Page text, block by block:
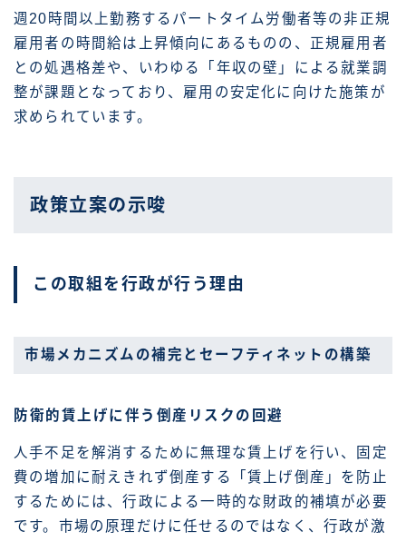
週20時間以上勤務するパートタイム労働者等の非正規
雇用者の時間給は上昇傾向にあるものの、正規雇用者
との処遇格差や、いわゆる「年収の壁」による就業調
整が課題となっており、雇用の安定化に向けた施策が
求められています。
政策立案の示唆
この取組を行政が行う理由
市場メカニズムの補完とセーフティネットの構築
防衛的賃上げに伴う倒産リスクの回避
人手不足を解消するために無理な賃上げを行い、固定
費の増加に耐えきれず倒産する「賃上げ倒産」を防止
するためには、行政による一時的な財政的補填が必要
です。市場の原理だけに任せるのではなく、行政が激